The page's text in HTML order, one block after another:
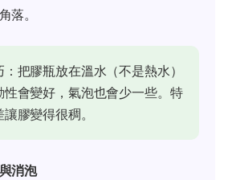
落。
把膠瓶放在溫水（不是熱水）
性會變好，氣泡也會少一些。特
膠變得很稠。
消泡